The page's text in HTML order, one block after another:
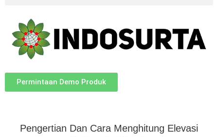
Permintaan Demo Produk
Pengertian Dan Cara Menghitung Elevasi